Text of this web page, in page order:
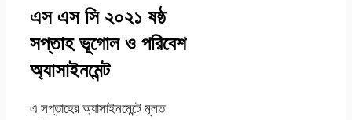
এস এস সি ২০২১ ষষ্ঠ
সপ্তাহ ভূগোল ও পরিবেশ
অ্যাসাইনমেন্ট
এ সপ্তাহের অ্যাসাইনমেন্টে মূলত